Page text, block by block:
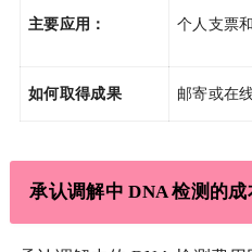
主要应用： 个人支票
如何取得成果 邮寄或在
承认调解中 DNA 检测的成